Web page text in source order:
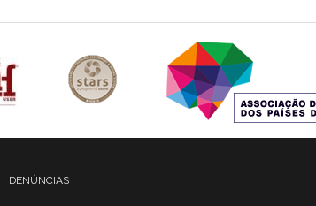
DENÚNCIAS